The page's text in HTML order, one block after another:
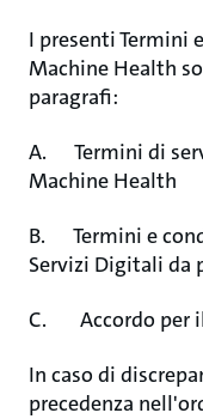
I presenti Termini
Machine Health
paragrafi:
A. Termini di
Machine Health
B. Termini e
Servizi Digitali da
C. Accordo per
In caso di
precedenza